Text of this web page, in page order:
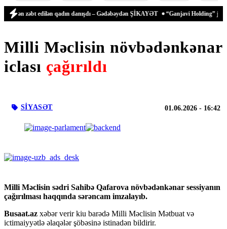
zəbt edilən qadın danışdı – Gədəbəydən ŞİKAYƏT “Ganjavi Holding”
Milli Məclisin növbədənkənar
iclası çağırıldı
SIYASƏT 01.06.2026 - 16:42
Milli Məclisin sədri Sahibə Qafarova növbədənkənar sessiyanın
çağırılması haqqında sərəncam imzalayıb.
Busaat.az xəbər verir kiu barədə Milli Məclisin Mətbuat və
ictimaiyyətlə əlaqələr şöbəsinə istinadən bildirir.